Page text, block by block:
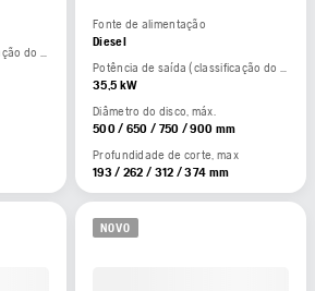
Potência de saída (classificação do fabricante)
Fonte de alimentação
Diesel
Potência de saída (classificação do fabricante)
35,5 kW
Diâmetro do disco, máx.
500 / 650 / 750 / 900 mm
Profundidade de corte, max
193 / 262 / 312 / 374 mm
NOVO